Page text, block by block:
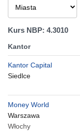
Kurs NBP: 4.3010
Kantor
Kantor Capital
Siedlce
Money World
Warszawa
Włochy